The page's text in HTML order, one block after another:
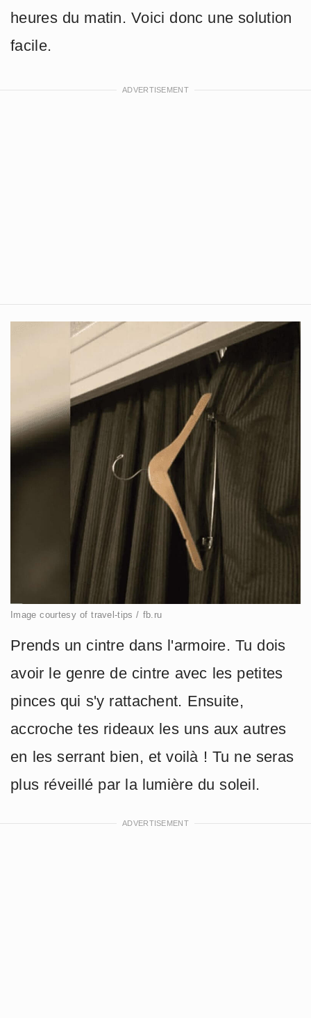
heures du matin. Voici donc une solution
facile.
Image courtesy of travel-tips / fb.ru
Prends un cintre dans l'armoire. Tu dois
avoir le genre de cintre avec les petites
pinces qui s'y rattachent. Ensuite,
accroche tes rideaux les uns aux autres
en les serrant bien, et voilà ! Tu ne seras
plus réveillé par la lumière du soleil.